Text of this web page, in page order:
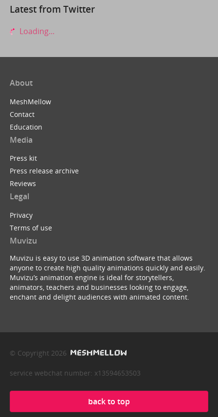
Latest from Twitter
Loading...
About
MeshMellow
Contact
Education
Media
Press kit
Press release archive
Reviews
Legal
Privacy
Terms of use
Muvizu
Muvizu is easy to use 3D animation software that allows
anyone to create high quality animations quickly and easily.
Muvizu’s animation engine is ideal for storytellers,
animators, teachers and businesses looking to engage,
enchant and delight audiences with animated content.
© Copyright 2026
service webchat number: x13594653503
back to top